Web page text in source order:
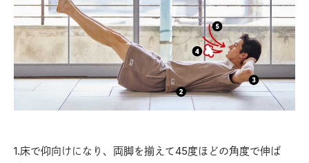
1.床で仰向けになり、両脚を揃えて45度ほどの角度で伸ば